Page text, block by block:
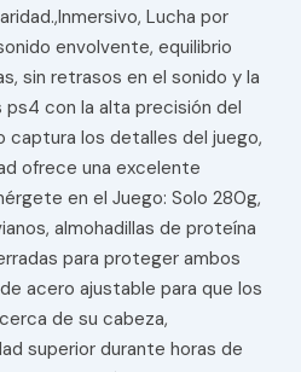
Lucha por
envolvente, equilibrio
sin retrasos en el sonido y la
ps4 con la alta precisión del
los detalles del juego,
ofrece una excelente
en el Juego: Solo 280g,
almohadillas de proteína
para proteger ambos
acero ajustable para que los
de su cabeza,
superior durante horas de